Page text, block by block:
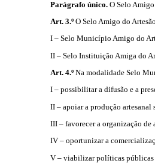
Parágrafo único.O Selo Amigo
Art. 3.ºO Selo Amigo do
I – Selo Município Amigo do
II – Selo Instituição Amiga do
Art. 4.ºNa modalidade Selo
I – possibilitar a difusão e a
II – apoiar a produção artesanal
III – favorecer a organização de
IV – oportunizar a
V – viabilizar políticas públicas